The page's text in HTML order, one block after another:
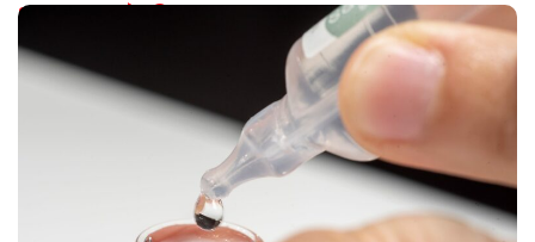
SCOPRI DI PIÙ